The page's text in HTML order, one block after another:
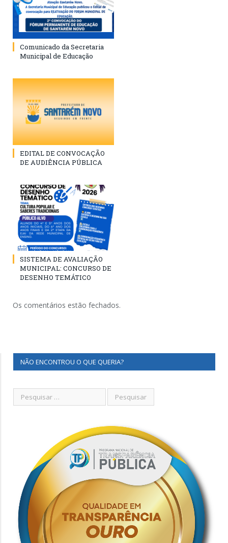
Comunicado da Secretaria
Municipal de Educação
EDITAL DE CONVOCAÇÃO
DE AUDIÊNCIA PÚBLICA
SISTEMA DE AVALIAÇÃO
MUNICIPAL: CONCURSO DE
DESENHO TEMÁTICO
Os comentários estão fechados.
NÃO ENCONTROU O QUE QUERIA?